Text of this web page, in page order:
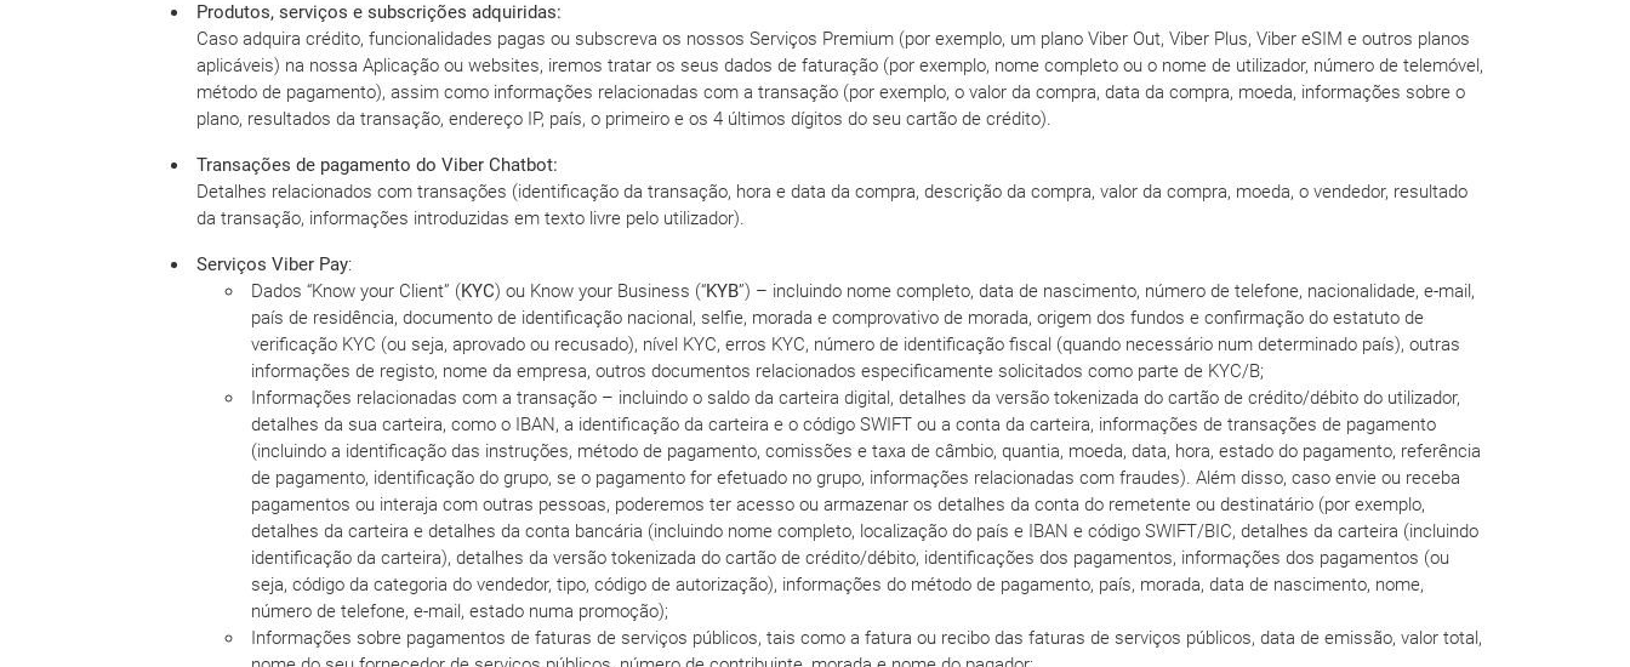
Produtos, serviços e subscrições adquiridas:
Caso adquira crédito, funcionalidades pagas ou subscreva os nossos Serviços Premium (por exemplo, um plano Viber Out, Viber Plus, Viber eSIM e outros planos
aplicáveis) na nossa Aplicação ou websites, iremos tratar os seus dados de faturação (por exemplo, nome completo ou o nome de utilizador, número de telemóvel,
método de pagamento), assim como informações relacionadas com a transação (por exemplo, o valor da compra, data da compra, moeda, informações sobre o
plano, resultados da transação, endereço IP, país, o primeiro e os 4 últimos dígitos do seu cartão de crédito).
Transações de pagamento do Viber Chatbot:
Detalhes relacionados com transações (identificação da transação, hora e data da compra, descrição da compra, valor da compra, moeda, o vendedor, resultado
da transação, informações introduzidas em texto livre pelo utilizador).
Serviços Viber Pay:
Dados “Know your Client” (KYC) ou Know your Business (“KYB”) – incluindo nome completo, data de nascimento, número de telefone, nacionalidade, e-mail,
país de residência, documento de identificação nacional, selfie, morada e comprovativo de morada, origem dos fundos e confirmação do estatuto de
verificação KYC (ou seja, aprovado ou recusado), nível KYC, erros KYC, número de identificação fiscal (quando necessário num determinado país), outras
informações de registo, nome da empresa, outros documentos relacionados especificamente solicitados como parte de KYC/B;
Informações relacionadas com a transação – incluindo o saldo da carteira digital, detalhes da versão tokenizada do cartão de crédito/débito do utilizador,
detalhes da sua carteira, como o IBAN, a identificação da carteira e o código SWIFT ou a conta da carteira, informações de transações de pagamento
(incluindo a identificação das instruções, método de pagamento, comissões e taxa de câmbio, quantia, moeda, data, hora, estado do pagamento, referência
de pagamento, identificação do grupo, se o pagamento for efetuado no grupo, informações relacionadas com fraudes). Além disso, caso envie ou receba
pagamentos ou interaja com outras pessoas, poderemos ter acesso ou armazenar os detalhes da conta do remetente ou destinatário (por exemplo,
detalhes da carteira e detalhes da conta bancária (incluindo nome completo, localização do país e IBAN e código SWIFT/BIC, detalhes da carteira (incluindo
identificação da carteira), detalhes da versão tokenizada do cartão de crédito/débito, identificações dos pagamentos, informações dos pagamentos (ou
seja, código da categoria do vendedor, tipo, código de autorização), informações do método de pagamento, país, morada, data de nascimento, nome,
número de telefone, e-mail, estado numa promoção);
Informações sobre pagamentos de faturas de serviços públicos, tais como a fatura ou recibo das faturas de serviços públicos, data de emissão, valor total,